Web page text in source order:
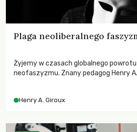
Plaga neoliberalnego
Żyjemy w czasach globalnego
neofaszyzmu. Znany pedagog Henry
wychowają świadomych obywateli?
Henry A. Giroux